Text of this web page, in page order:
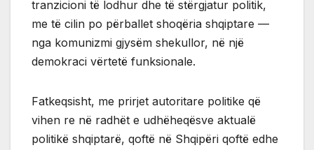
tranzicioni të lodhur dhe të stërgjatur politik,
me të cilin po përballet shoqëria shqiptare —
nga komunizmi gjysëm shekullor, në një
demokraci vërtetë funksionale.
Fatkeqsisht, me prirjet autoritare politike që
vihen re në radhët e udhëheqësve aktualë
politikë shqiptarë, qoftë në Shqipëri qoftë edhe